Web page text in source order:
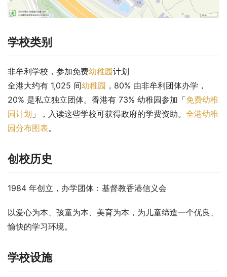
学校类别
非牟利学校，参加免费幼稚园计划
全港大约有 1,025 间幼稚园 ，80% 由非牟利团体办学，
20% 是私立独立团体。香港有 73% 幼稚园参加「免费幼稚
园计划 」，入读这些学校可获得政府的学费资助。 全港幼稚
园分布图表。
创校历史
1984 年创立，办学团体：基督教香港信义会
以爱心为本、孩童为本、美育为本，为儿童缔造一个优良、
愉快的学习环境。
学校设施